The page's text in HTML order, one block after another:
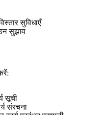
सुविधाएँ
सुझाव
सूची
संरचना